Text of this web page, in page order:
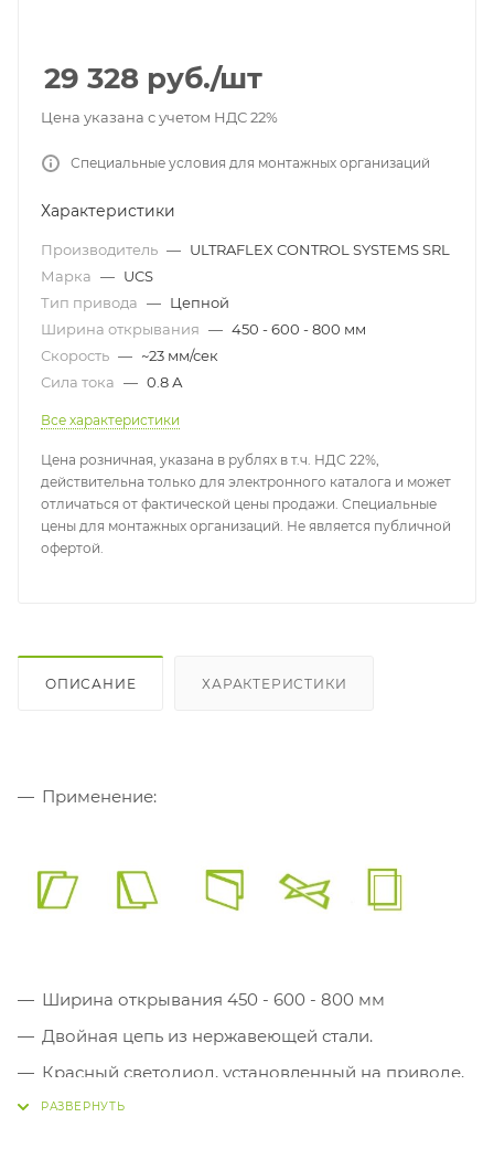
29 328 руб./шт
Цена указана с учетом НДС 22%
Специальные условия для монтажных организаций
Характеристики
Производитель — ULTRAFLEX CONTROL SYSTEMS SRL
Марка — UCS
Тип привода — Цепной
Ширина открывания — 450 - 600 - 800 мм
Скорость — ~23 мм/сек
Сила тока — 0.8 А
Все характеристики
Цена розничная, указана в рублях в т.ч. НДС 22%,
действительна только для электронного каталога и может
отличаться от фактической цены продажи. Специальные
цены для монтажных организаций. Не является публичной
офертой.
ОПИСАНИЕ ХАРАКТЕРИСТИКИ
Применение:
Ширина открывания 450 - 600 - 800 мм
Двойная цепь из нержавеющей стали.
Красный светодиод, установленный на приводе,
подает сигнал о закрытом положении окна.